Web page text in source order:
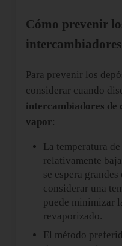
Cómo prevenir
Para prevenir los
considerar cuando
intercambiadores de
vapor:
La temperatura
relativamente
se espera
considerar una
puede minimizar
revaporizado.
El método